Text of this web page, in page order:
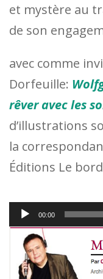
et mystère au
de son
avec comme
Dorfeuille:
rêver avec les
d’illustrations
la
Éditions Le bord
00:00